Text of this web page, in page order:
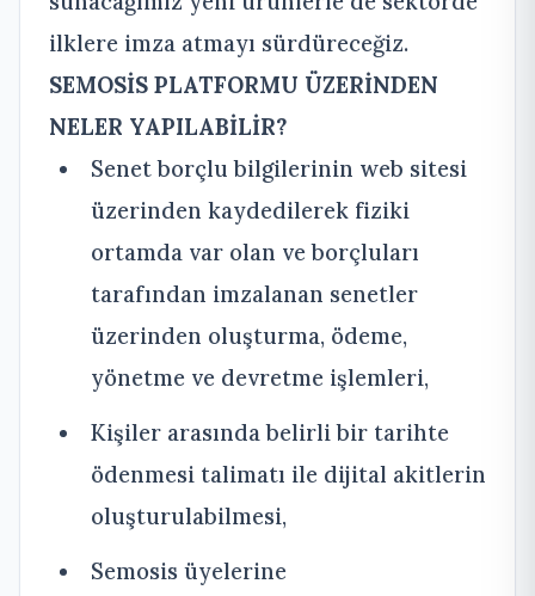
ilklere imza atmayı sürdüreceğiz.
SEMOSİS PLATFORMU ÜZERİNDEN
NELER YAPILABİLİR?
Senet borçlu bilgilerinin web sitesi
üzerinden kaydedilerek fiziki
ortamda var olan ve borçluları
tarafından imzalanan senetler
üzerinden oluşturma, ödeme,
yönetme ve devretme işlemleri,
Kişiler arasında belirli bir tarihte
ödenmesi talimatı ile dijital akitlerin
oluşturulabilmesi,
Semosis üyelerine